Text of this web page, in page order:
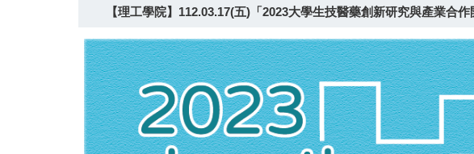
【理工學院】112.03.17(五)「2023大學生技醫藥創新研究與產業合